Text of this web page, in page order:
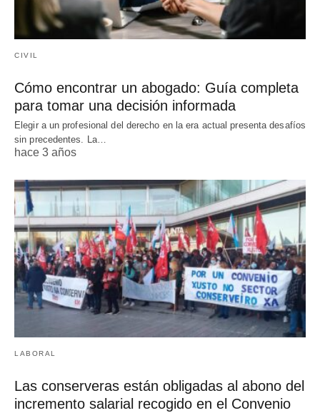
CIVIL
Cómo encontrar un abogado: Guía completa
para tomar una decisión informada
Elegir a un profesional del derecho en la era actual presenta desafíos
sin precedentes. La…
hace 3 años
LABORAL
Las conserveras están obligadas al abono del
incremento salarial recogido en el Convenio